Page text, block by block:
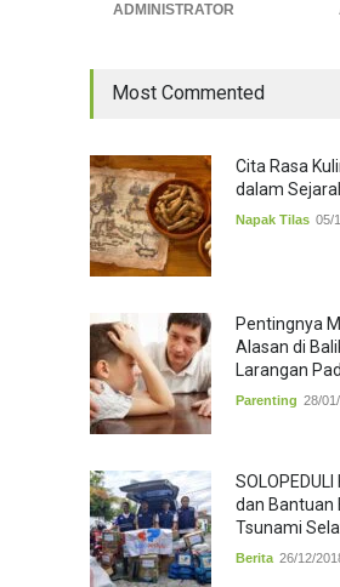
ADMINISTRATOR
Most Commented
Cita Rasa
dalam
Napak Tilas 05/
Pentingnya
Alasan di
Larangan
Parenting 28/
dan Bantuan
Tsunami
Berita 26/12/